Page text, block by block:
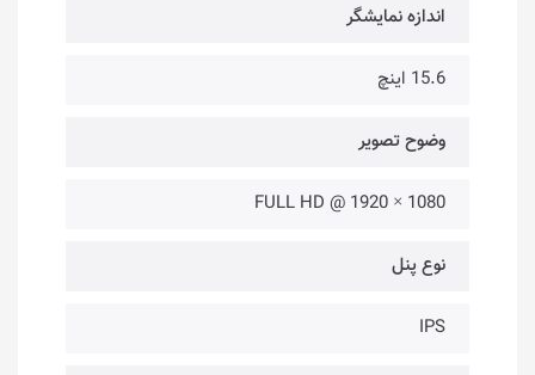
اندازه نمایشگر
15.6 اینچ
وضوح تصویر
1080 × 1920 @ FULL HD
نوع پنل
IPS